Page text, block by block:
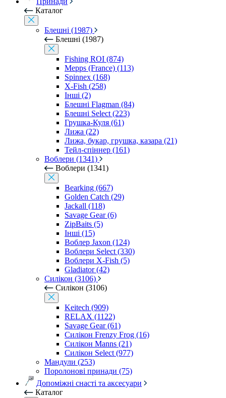
Каталог
Блешні (1987)
Блешні (1987)
Fishing ROI (874)
Mepps (France) (113)
Spinnex (168)
X-Fish (258)
Інші (2)
Блешні Flagman (84)
Блешні Select (223)
Грушка-Куля (61)
Лижа (22)
Лижа, букар, грушка, казара (21)
Тейл-спіннер (161)
Воблери (1341)
Воблери (1341)
Bearking (667)
Golden Catch (29)
Jackall (118)
Savage Gear (6)
ZipBaits (5)
Інші (15)
Воблер Jaxon (124)
Воблери Select (330)
Воблери X-Fish (5)
Gladiator (42)
Силікон (3106)
Силікон (3106)
Keitech (909)
RELAX (1122)
Savage Gear (61)
Силікон Frenzy Frog (16)
Силікон Manns (21)
Силікон Select (977)
Мандули (253)
Поролонові принади (75)
Допоміжні снасті та аксесуари
Каталог